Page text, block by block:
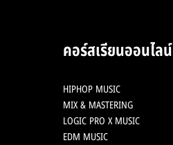
คอร์สเรียนออนไลน์
HIPHOP MUSIC
MIX & MASTERING
LOGIC PRO X MUSIC
EDM MUSIC